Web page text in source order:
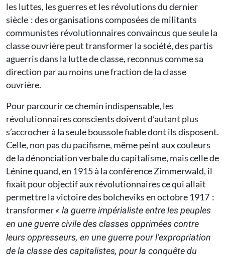
les luttes, les guerres et les révolutions du dernier
siècle : des organisations composées de militants
communistes révolutionnaires convaincus que seule la
classe ouvrière peut transformer la société, des partis
aguerris dans la lutte de classe, reconnus comme sa
direction par au moins une fraction de la classe
ouvrière.
Pour parcourir ce chemin indispensable, les
révolutionnaires conscients doivent d’autant plus
s’accrocher à la seule boussole fiable dont ils disposent.
Celle, non pas du pacifisme, même peint aux couleurs
de la dénonciation verbale du capitalisme, mais celle de
Lénine quand, en 1915 à la conférence Zimmerwald, il
fixait pour objectif aux révolutionnaires ce qui allait
permettre la victoire des bolcheviks en octobre 1917 :
transformer« la guerre impérialiste entre les peuples
en une guerre civile des classes opprimées contre
leurs oppresseurs, en une guerre pour l’expropriation
de la classe des capitalistes, pour la conquête du